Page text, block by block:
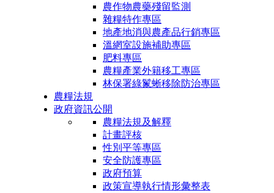
農作物農藥殘留監測
雜糧特作專區
地產地消與農產品行銷專區
溫網室設施補助專區
肥料專區
農糧產業外籍移工專區
林保署綠鬣蜥移除防治專區
農糧法規
政府資訊公開
農糧法規及解釋
計畫評核
性別平等專區
安全防護專區
政府預算
政策宣導執行情形彙整表